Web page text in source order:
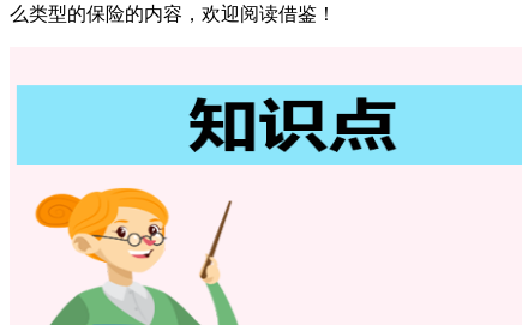
么类型的保险的内容，欢迎阅读借鉴！